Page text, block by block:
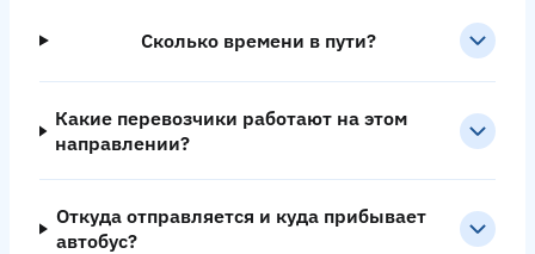
Сколько времени в пути?
Какие перевозчики работают на этом
направлении?
Откуда отправляется и куда прибывает
автобус?